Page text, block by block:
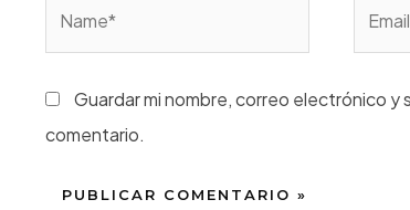
Guardar mi nombre, correo electrónico y
comentario.